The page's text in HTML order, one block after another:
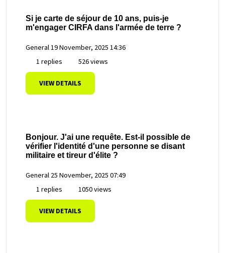
Si je carte de séjour de 10 ans, puis-je
m'engager CIRFA dans l'armée de terre ?
General19 November, 2025 14:36
1 replies
526 views
VIEW DETAILS
Bonjour. J'ai une requête. Est-il possible de
vérifier l'identité d'une personne se disant
militaire et tireur d'élite ?
General 25 November, 2025 07:49
1 replies
1050 views
VIEW DETAILS